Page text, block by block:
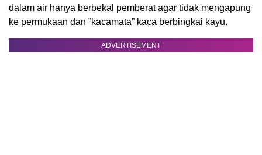
dalam air hanya berbekal pemberat agar tidak mengapung
ke permukaan dan ”kacamata” kaca berbingkai kayu.
ADVERTISEMENT